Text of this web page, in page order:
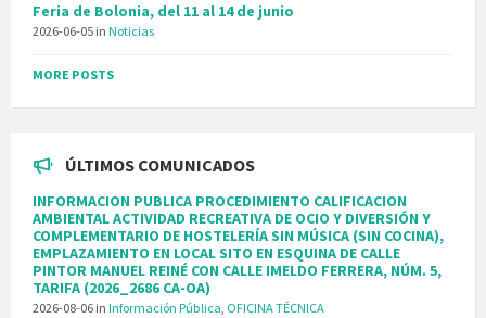
Feria de Bolonia, del 11 al 14 de junio
2026-06-05 in Noticias
MORE POSTS
ÚLTIMOS COMUNICADOS
INFORMACION PUBLICA PROCEDIMIENTO CALIFICACION
AMBIENTAL ACTIVIDAD RECREATIVA DE OCIO Y DIVERSIÓN Y
COMPLEMENTARIO DE HOSTELERÍA SIN MÚSICA (SIN COCINA),
EMPLAZAMIENTO EN LOCAL SITO EN ESQUINA DE CALLE
PINTOR MANUEL REINÉ CON CALLE IMELDO FERRERA, NÚM. 5,
TARIFA (2026_2686 CA-OA)
2026-08-06 in Información Pública, OFICINA TÉCNICA